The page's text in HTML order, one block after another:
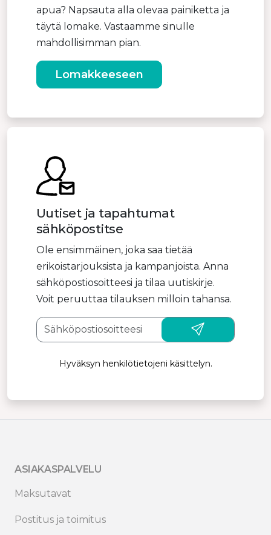
apua? Napsauta alla olevaa painiketta ja
täytä lomake. Vastaamme sinulle
mahdollisimman pian.
Lomakkeeseen
Uutiset ja tapahtumat
sähköpostitse
Ole ensimmäinen, joka saa tietää
erikoistarjouksista ja kampanjoista. Anna
sähköpostiosoitteesi ja tilaa uutiskirje.
Voit peruuttaa tilauksen milloin tahansa.
Hyväksyn henkilötietojeni käsittelyn.
ASIAKASPALVELU
Maksutavat
Postitus ja toimitus